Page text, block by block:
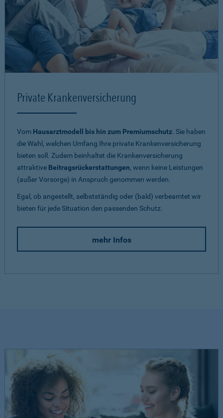
Private Krankenversicherung
Vom Hausarztmodell bis hin zum Premiumschutz. Sie haben
die Wahl, welchen Umfang Ihre private Krankenversicherung
bieten soll. Zudem beinhaltet die Krankenversicherung
attraktive Beitragsrückerstattungen, wenn keine Leistungen
(außer Vorsorge) in Anspruch genommen werden.
Egal, ob angestellt, selbstständig oder (bald) verbeamtet wir
bieten für jede Situation den passenden Schutz.
mehr Infos